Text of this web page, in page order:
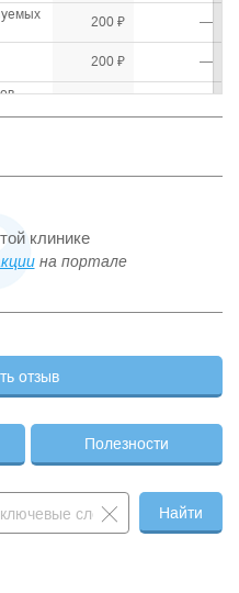
200 ₽ —
200 ₽ —
200 ₽ —
клинике
на портале
отзыв
Полезности
Найти